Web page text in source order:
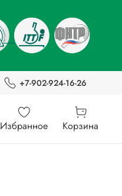
+7-902-924-16-26
Избранное Корзина